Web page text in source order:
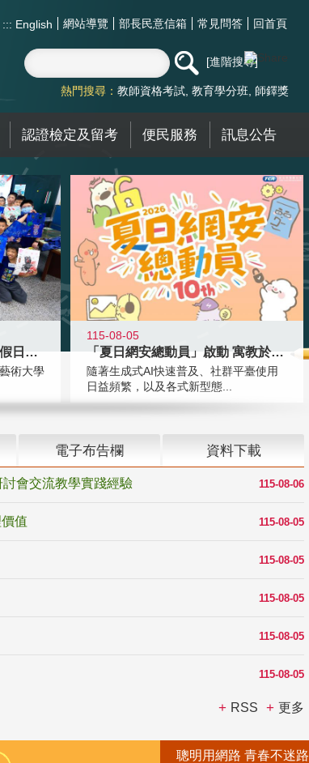
::: English 網站導覽 部長民意信箱 常見問答 回首頁
進階搜尋
熱門搜尋： 教師資格考試 教育學分班 師鐸獎
認證檢定及留考 便民服務 訊息公告
學校藝術嘉年華圓滿落幕，假日學校接
術大學
115-08-05
「夏日網安總動員」啟動 寓教於樂提
隨著生成式AI快速普及、社群平臺使用
日益頻繁，以及各式新型態...
電子布告欄 資料下載
115-08-06
會交流教學實踐經驗
115-08-05
值
115-08-05
115-08-05
115-08-05
115-08-05
RSS 更多
聰明用網路 青春不迷路